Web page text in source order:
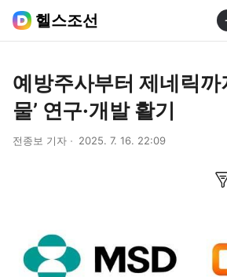
헬스조선
예방주사부터 제네릭까
물’ 연구·개발 활기​
전종보 기자 2025. 7. 16. 22:09